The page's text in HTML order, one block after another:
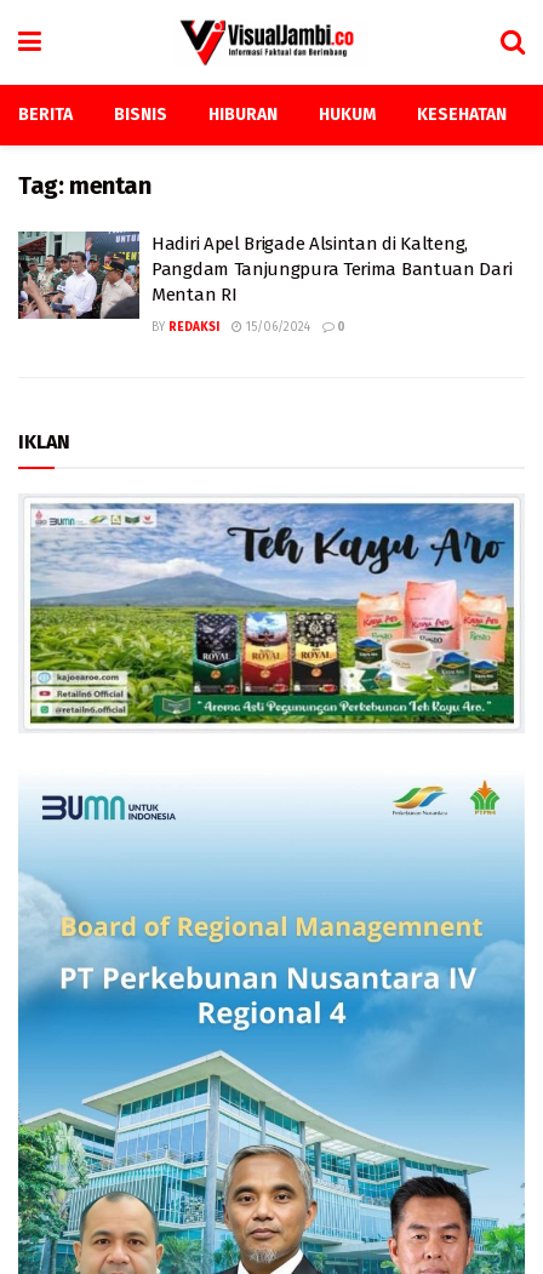
BERITA BISNIS HIBURAN HUKUM KESEHATAN
Tag: mentan
Hadiri Apel Brigade Alsintan di Kalteng,
Pangdam Tanjungpura Terima Bantuan Dari
Mentan RI
BY REDAKSI 15/06/2024 0
IKLAN